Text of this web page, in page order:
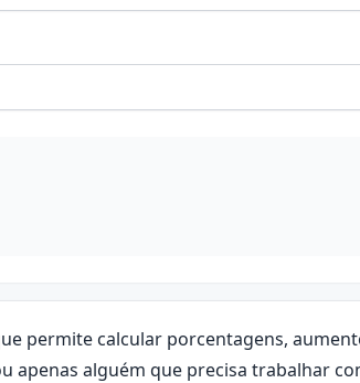
permite calcular porcentagens,
apenas alguém que precisa trabalhar